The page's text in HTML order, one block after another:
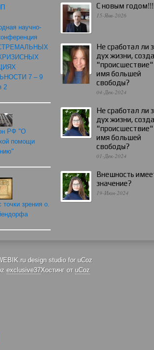
научно-
7 – 9
2
РФ "О
помощи
зрения о.
С новым годом!!!
15-Янв-2026
Не сработал ли
дух жизни,
"происшествие"
имя большей
свободы?
04-Дек-2024
Не сработал ли
дух жизни,
"происшествие"
имя большей
свободы?
01-Дек-2024
Внешность
значение?
19-Июн-2024
design studio for uCoz
exclusive37Хостинг от uCoz